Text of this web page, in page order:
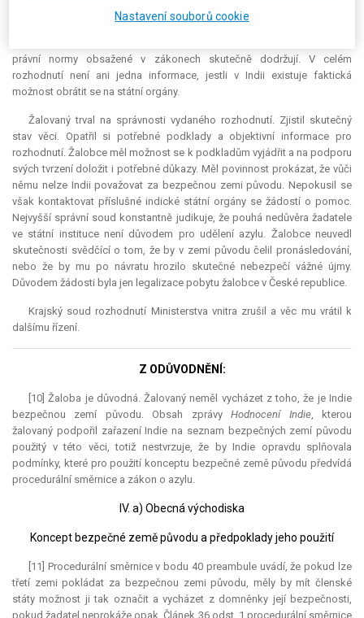
Pokud žalovaný uvedl, že Indie ratifikovala a dodržuje mezinárodní
právní normy obsažené v zákonech skutečně dodržují. V celém
rozhodnutí není ani jedna informace, jestli v Indii existuje faktická
možnost obrátit se na státní orgány.
Žalovaný trval na správnosti vydaného rozhodnutí. Zjistil skutečný
stav věci. Opatřil si potřebné podklady a objektivní informace pro
rozhodnutí. Žalobce měl možnost se k podkladům vyjádřit a na podporu
svých tvrzení doložit i potřebné důkazy. Měl povinnost prokázat, že vůči
němu nelze Indii považovat za bezpečnou zemi původu. Nepokusil se
však kontaktovat příslušné indické státní orgány se žádostí o pomoc.
Nejvyšší správní soud konstantně judikuje, že pouhá nedůvěra žadatele
ve státní instituce není důvodem pro udělení azylu. Žalobce neuvedl
skutečnosti svědčící o tom, že by v zemi původu čelil pronásledování,
nebo že by mu po návratu hrozilo skutečné nebezpečí vážné újmy.
Důvodem žádosti byla jen legalizace pobytu žalobce v České republice.
Krajský soud rozhodnutí Ministerstva vnitra zrušil a věc mu vrátil k
dalšímu řízení.
Z ODŮVODNĚNÍ:
[10] Žaloba je důvodná. Žalovaný neměl vycházet z toho, že je Indie
bezpečnou zemí původu. Obsah zprávyHodnocení Indie, kterou
žalovaný podpořil zařazení Indie na seznam bezpečných zemí původu
použitý v této věci, totiž nestvrzuje, že by Indie opravdu splňovala
podmínky, které pro použití konceptu bezpečné země původu předvídá
procedurální směrnice a zákon o azylu.
IV. a) Obecná východiska
Koncept bezpečné země původu a předpoklady jeho použití
[11] Procedurální směrnice v bodu 40 preambule uvádí, že pokud lze
třetí zemi pokládat za bezpečnou zemi původu, měly by mít členské
státy možnost ji tak označit a vycházet z domněnky její bezpečnosti,
pokud žadatel neprokáže opak. Článek 36 odst. 1 procedurální směrnice
Nastavení souborů cookie